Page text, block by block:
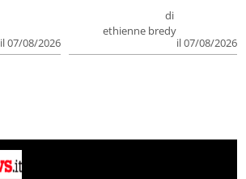
il 07/08/2026
di
ethienne bredy
il 07/08/2026